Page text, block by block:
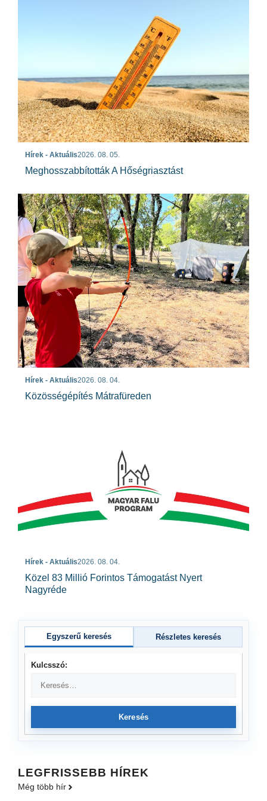
Hírek - Aktuális2026. 08. 05.
Meghosszabbították A Hőségriasztást
Hírek - Aktuális2026. 08. 04.
Közösségépítés Mátrafüreden
Hírek - Aktuális2026. 08. 04.
Közel 83 Millió Forintos Támogatást Nyert
Nagyréde
Egyszerű keresés Részletes keresés
Kulcsszó:
Keresés
LEGFRISSEBB HÍREK
Még több hír